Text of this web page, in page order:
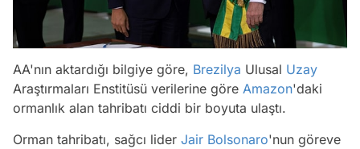
AA'nın aktardığı bilgiye göre, Brezilya Ulusal Uzay
Araştırmaları Enstitüsü verilerine göre Amazon'daki
ormanlık alan tahribatı ciddi bir boyuta ulaştı.
Orman tahribatı, sağcı lider Jair Bolsonaro'nun göreve